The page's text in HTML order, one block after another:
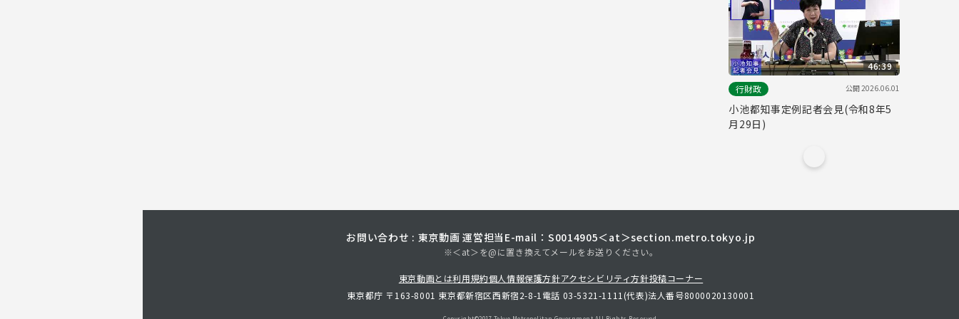
46:39
行財政
公開2026.06.01
小池都知事定例記者会見(令和8年5
月29日)
お問い合わせ : 東京動画 運営担当 E-mail：S0014905＜at＞section.metro.tokyo.jp
※＜at＞を@に置き換えてメールをお送りください。
東京動画とは利用規約個人情報保護方針アクセシビリティ方針投稿コーナー
東京都庁 〒163-8001 東京都新宿区西新宿2-8-1 電話 03-5321-1111(代表)法人番号8000020130001